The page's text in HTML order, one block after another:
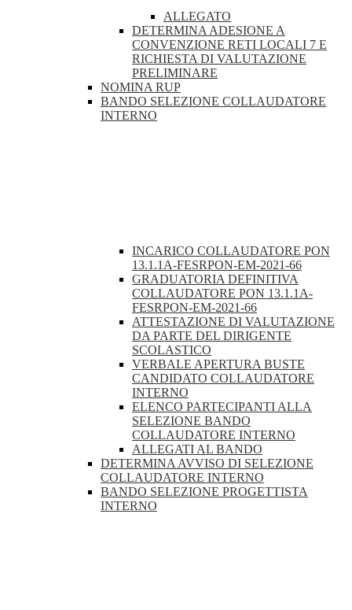
ALLEGATO
DETERMINA ADESIONE A
CONVENZIONE RETI LOCALI 7 E
RICHIESTA DI VALUTAZIONE
PRELIMINARE
NOMINA RUP
BANDO SELEZIONE COLLAUDATORE
INTERNO
INCARICO COLLAUDATORE PON
13.1.1A-FESRPON-EM-2021-66
GRADUATORIA DEFINITIVA
COLLAUDATORE PON 13.1.1A-
FESRPON-EM-2021-66
ATTESTAZIONE DI VALUTAZIONE
DA PARTE DEL DIRIGENTE
SCOLASTICO
VERBALE APERTURA BUSTE
CANDIDATO COLLAUDATORE
INTERNO
ELENCO PARTECIPANTI ALLA
SELEZIONE BANDO
COLLAUDATORE INTERNO
ALLEGATI AL BANDO
DETERMINA AVVISO DI SELEZIONE
COLLAUDATORE INTERNO
BANDO SELEZIONE PROGETTISTA
INTERNO